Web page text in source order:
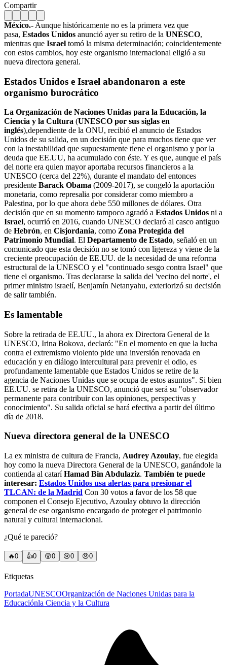
Compartir
México.- Aunque históricamente no es la primera vez que
pasa, Estados Unidos anunció ayer su retiro de la UNESCO,
mientras que Israel tomó la misma determinación; coincidentemente
con estos cambios, hoy este organismo internacional eligió a su
nueva directora general.
Estados Unidos e Israel abandonaron a este
organismo burocrático
La Organización de Naciones Unidas para la Educación, la
Ciencia y la Cultura (UNESCO por sus siglas en
inglés),dependiente de la ONU, recibió el anuncio de Estados
Unidos de su salida, en un decisión que para muchos tiene que ver
con la inestabilidad que supuestamente tiene el organismo y por la
deuda que EE.UU, ha acumulado con éste. Y es que, aunque el país
del norte era quien mayor aportaba recursos financieros a la
UNESCO (cerca del 22%), durante el mandato del entonces
presidente Barack Obama (2009-2017), se congeló la aportación
monetaria, como represalia por considerar como miembro a
Palestina, por lo que ahora debe 550 millones de dólares. Otra
decisión que en su momento tampoco agradó a Estados Unidos ni a
Israel, ocurrió en 2016, cuando UNESCO declaró al casco antiguo
de Hebrón, en Cisjordania, como Zona Protegida del
Patrimonio Mundial. El Departamento de Estado, señaló en un
comunicado que esta decisión no se tomó con ligereza y viene de la
creciente preocupación de EE.UU. de la necesidad de una reforma
estructural de la UNESCO y el "continuado sesgo contra Israel" que
tiene el organismo. Tras declararse la salida del 'vecino del norte', el
primer ministro israelí, Benjamín Netanyahu, exteriorizó su decisión
de salir también.
Es lamentable
Sobre la retirada de EE.UU., la ahora ex Directora General de la
UNESCO, Irina Bokova, declaró: "En el momento en que la lucha
contra el extremismo violento pide una inversión renovada en
educación y en diálogo intercultural para prevenir el odio, es
profundamente lamentable que Estados Unidos se retire de la
agencia de Naciones Unidas que se ocupa de estos asuntos". Si bien
EE.UU. se retira de la UNESCO, anunció que será su "observador
permanente para contribuir con las opiniones, perspectivas y
conocimiento". Su salida oficial se hará efectiva a partir del último
día de 2018.
Nueva directora general de la UNESCO
La ex ministra de cultura de Francia, Audrey Azoulay, fue elegida
hoy como la nueva Directora General de la UNESCO, ganándole la
contienda al cataríHamad Bin Abdulaziz. También te puede
interesar: Estados Unidos usa alertas para presionar el
TLCAN: de la Madrid Con 30 votos a favor de los 58 que
componen el Consejo Ejecutivo, Azoulay obtuvo la dirección
general de ese organismo encargado de proteger el patrimonio
natural y cultural internacional.
¿Qué te pareció?
🔥0 👍0 😲0 😢0 😠0
Etiquetas
PortadaUNESCOOrganización de Naciones Unidas para la
Educaciónla Ciencia y la Cultura